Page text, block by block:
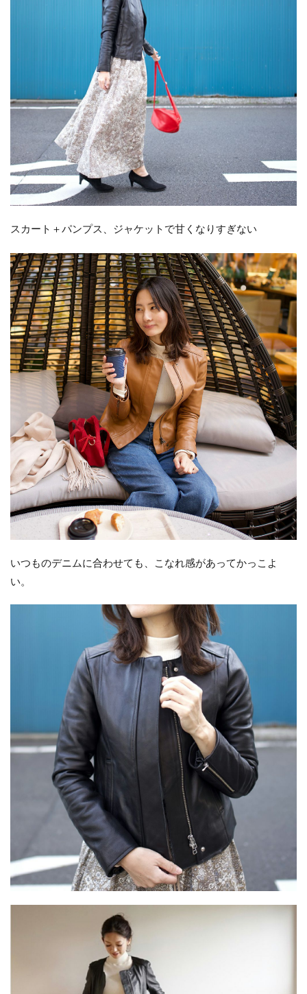
スカート＋パンプス、ジャケットで甘くなりすぎない
いつものデニムに合わせても、こなれ感があってかっこよ
い。